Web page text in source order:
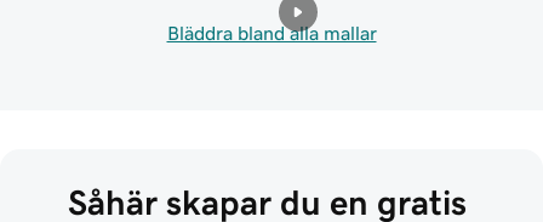
Bläddra bland alla mallar
Såhär skapar du en gratis